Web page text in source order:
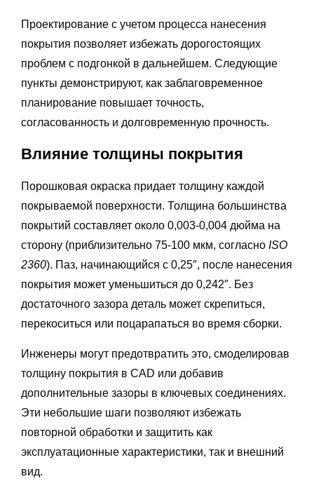
Проектирование с учетом процесса нанесения
покрытия позволяет избежать дорогостоящих
проблем с подгонкой в дальнейшем. Следующие
пункты демонстрируют, как заблаговременное
планирование повышает точность,
согласованность и долговременную прочность.
Влияние толщины покрытия
Порошковая окраска придает толщину каждой
покрываемой поверхности. Толщина большинства
покрытий составляет около 0,003-0,004 дюйма на
сторону (приблизительно 75-100 мкм, согласно ISO
2360). Паз, начинающийся с 0,25″, после нанесения
покрытия может уменьшиться до 0,242″. Без
достаточного зазора деталь может скрепиться,
перекоситься или поцарапаться во время сборки.
Инженеры могут предотвратить это, смоделировав
толщину покрытия в CAD или добавив
дополнительные зазоры в ключевых соединениях.
Эти небольшие шаги позволяют избежать
повторной обработки и защитить как
эксплуатационные характеристики, так и внешний
вид.